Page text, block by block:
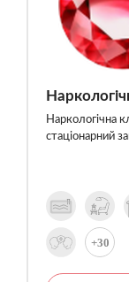
Наркологічна
стаціонарний
+30